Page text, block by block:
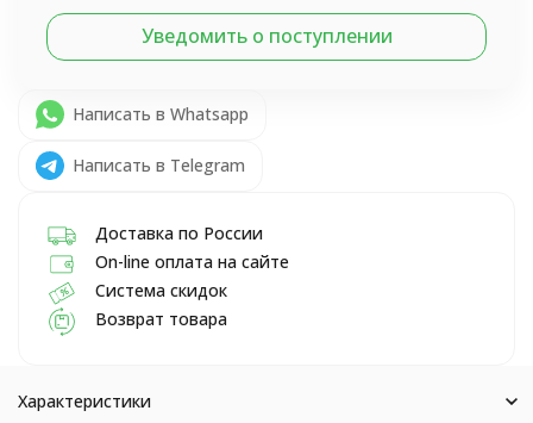
Уведомить о поступлении
Написать в Whatsapp
Написать в Telegram
Доставка по России
On-line оплата на сайте
Система скидок
Возврат товара
Характеристики